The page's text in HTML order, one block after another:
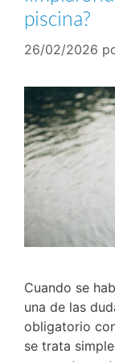
piscina?
26/02/2026
Cuando se
una de las
obligatorio
se trata